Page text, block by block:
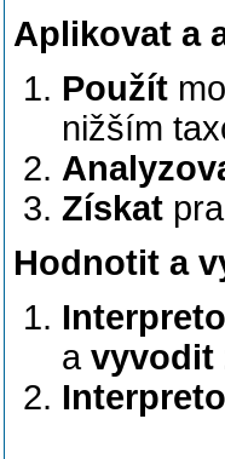
Aplikovat a
Použít
nižším
Získat
Hodnotit a
a vyvodit